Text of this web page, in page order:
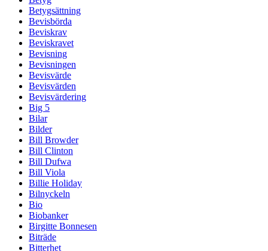
Betygsättning
Bevisbörda
Beviskrav
Beviskravet
Bevisning
Bevisningen
Bevisvärde
Bevisvärden
Bevisvärdering
Big 5
Bilar
Bilder
Bill Browder
Bill Clinton
Bill Dufwa
Bill Viola
Billie Holiday
Bilnyckeln
Bio
Biobanker
Birgitte Bonnesen
Biträde
Bitterhet